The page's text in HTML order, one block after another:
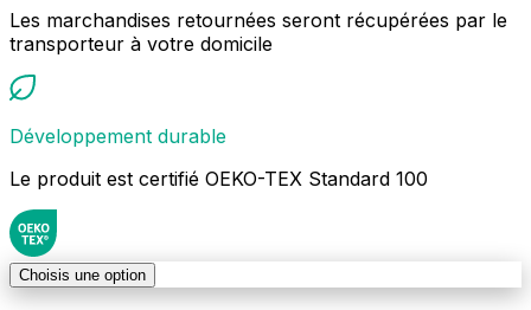
Les marchandises retournées seront récupérées par le
transporteur à votre domicile
Développement durable
Le produit est certifié OEKO-TEX Standard 100
Choisis une option